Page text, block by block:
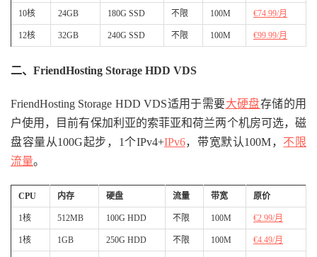
10核 24GB 180G SSD 不限 100M €74.99/月
12核 32GB 240G SSD 不限 100M €99.99/月
二、FriendHosting Storage HDD VDS
FriendHosting Storage HDD VDS适用于需要大硬盘存储的用
户使用，目前有保加利亚的索菲亚和荷兰两个机房可选，磁
盘容量从100G起步，1个IPv4+IPv6，带宽默认100M， 不限
流量。
CPU 内存 硬盘 流量 带宽 原价
1核 512MB 100G HDD 不限 100M €2.99/月
1核 1GB 250G HDD 不限 100M €4.49/月